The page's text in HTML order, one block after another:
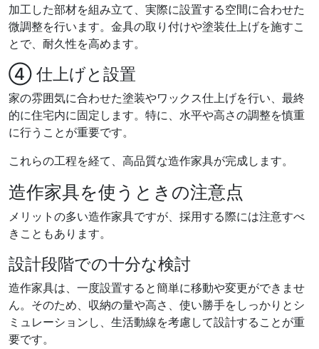
加工した部材を組み立て、実際に設置する空間に合わせた
微調整を行います。金具の取り付けや塗装仕上げを施すこ
とで、耐久性を高めます。
④ 仕上げと設置
家の雰囲気に合わせた塗装やワックス仕上げを行い、最終
的に住宅内に固定します。特に、水平や高さの調整を慎重
に行うことが重要です。
これらの工程を経て、高品質な造作家具が完成します。
造作家具を使うときの注意点
メリットの多い造作家具ですが、採用する際には注意すべ
きこともあります。
設計段階での十分な検討
造作家具は、一度設置すると簡単に移動や変更ができませ
ん。そのため、収納の量や高さ、使い勝手をしっかりとシ
ミュレーションし、生活動線を考慮して設計することが重
要です。